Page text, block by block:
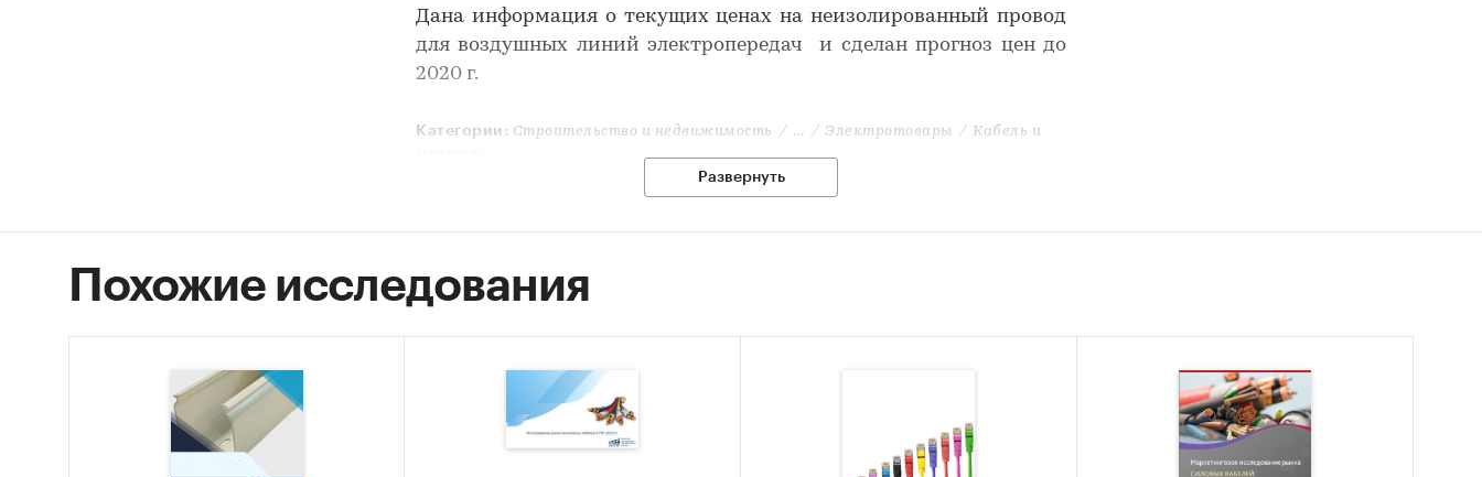
Дана информация о текущих ценах на неизолированный провод
для воздушных линий электропередач и сделан прогноз цен до
2020 г.
Категории: Строительство и недвижимость / ... / Электротовары / Кабель и
Развернуть
Похожие исследования